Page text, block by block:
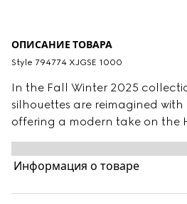
ОПИСАНИЕ ТОВАРА
Style ‎794774 XJGSE 1000
In the Fall Winter 2025
silhouettes are reimagined
offering a modern take on the
codes and symbols. This
is presented in black with a
finish fabric.
Информация о товаре